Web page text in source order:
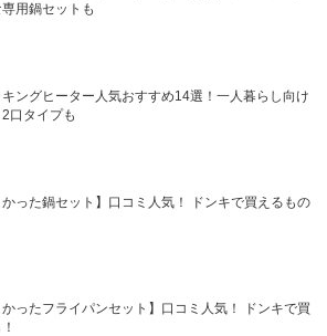
用鍋セットも
ングヒーター人気おすすめ14選！一人暮らし向け
口タイプも
かった鍋セット】口コミ人気！ ドンキで買えるもの
かったフライパンセット】口コミ人気！ ドンキで買